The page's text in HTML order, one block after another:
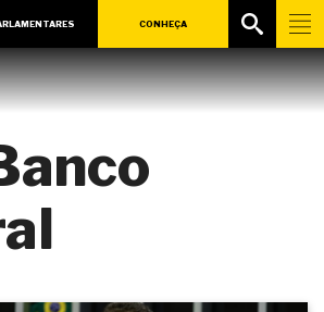
CONHEÇA